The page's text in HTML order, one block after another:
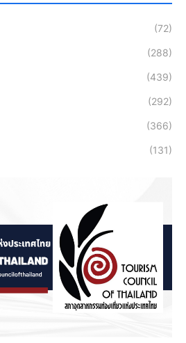
(72)
(288)
(439)
(292)
(366)
(131)